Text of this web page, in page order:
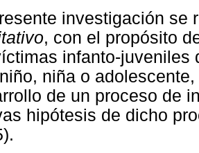
investigación se
, con el propósito
infanto-juveniles
niña o
de un proceso de
hipótesis de dicho